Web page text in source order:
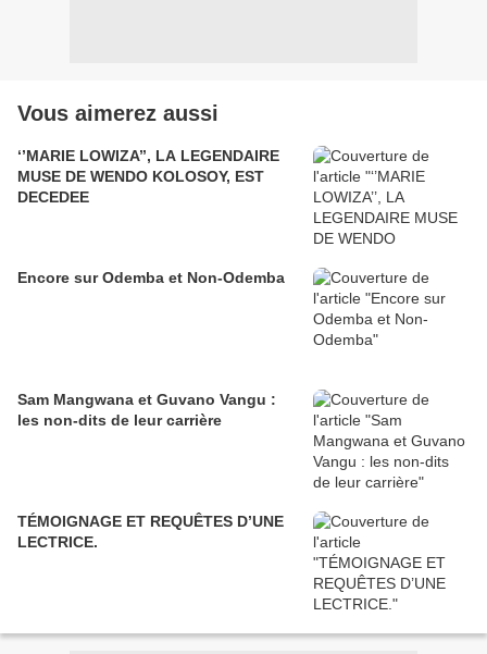
Vous aimerez aussi
‘’MARIE LOWIZA’’, LA LEGENDAIRE
MUSE DE WENDO KOLOSOY, EST
DECEDEE
Encore sur Odemba et Non-Odemba
Sam Mangwana et Guvano Vangu :
les non-dits de leur carrière
TÉMOIGNAGE ET REQUÊTES D’UNE
LECTRICE.